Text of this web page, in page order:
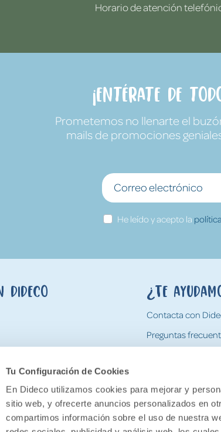
Tu Configuración de Cookies
En Dideco utilizamos cookies para mejorar y
sitio web, y ofrecerte anuncios personalizados en
compartimos información sobre el uso de nuestra
Horario de atención
¡Entérate de
Prometemos no llenarte el
mails de promociones
He leído y acepto la
Dideco ¿Te
Contacta con
Preguntas
Devoluciones